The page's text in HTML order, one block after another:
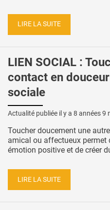
LIRE LA SUITE
LIEN SOCIAL :
contact en
sociale
Actualité publiée il y a 8 années 9
Toucher doucement une
amical ou affectueux permet
émotion positive et de créer
LIRE LA SUITE